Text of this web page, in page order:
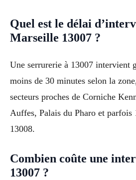
Quel est le délai
Marseille 13007 ?
Une serrurerie à 13007 intervient
moins de 30 minutes selon la
secteurs proches de Corniche
Auffes, Palais du Pharo et parfois
13008.
Combien coûte une
13007 ?